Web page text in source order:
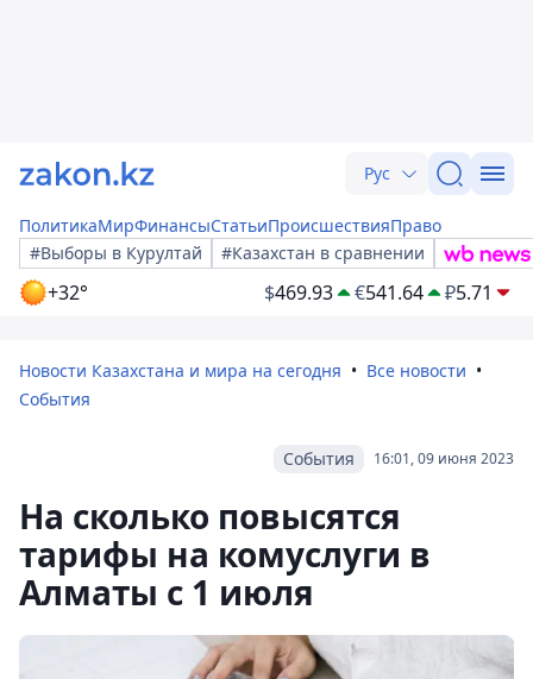
Рус
ПолитикаМирФинансыСтатьиПроисшествияПраво
#Выборы в Курултай
#Казахстан в сравнении
+32° $469.93 €541.64 ₽5.71
Новости Казахстана и мира на сегодня
Все новости
События
16:01, 09 июня 2023
События
На сколько повысятся
тарифы на комуслуги в
Алматы с 1 июля